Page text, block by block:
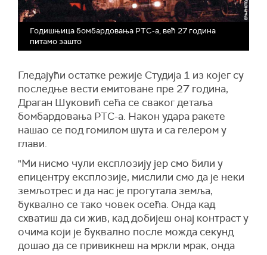
Годишњица бомбардовања РТС-а, већ 27 година
питамо зашто
Гледајући остатке режије Студија 1 из којег су
последње вести емитоване пре 27 година,
Драган Шуковић сећа се сваког детаља
бомбардовања РТС-а. Након удара ракете
нашао се под гомилом шута и са гелером у
глави.
"Ми нисмо чули експлозију јер смо били у
епицентру експлозије, мислили смо да је неки
земљотрес и да нас је прогутала земља,
буквално се тако човек осећа. Онда кад
схватиш да си жив, кад добијеш онај контраст у
очима који је буквално после можда секунд
дошао да се привикнеш на мркли мрак, онда